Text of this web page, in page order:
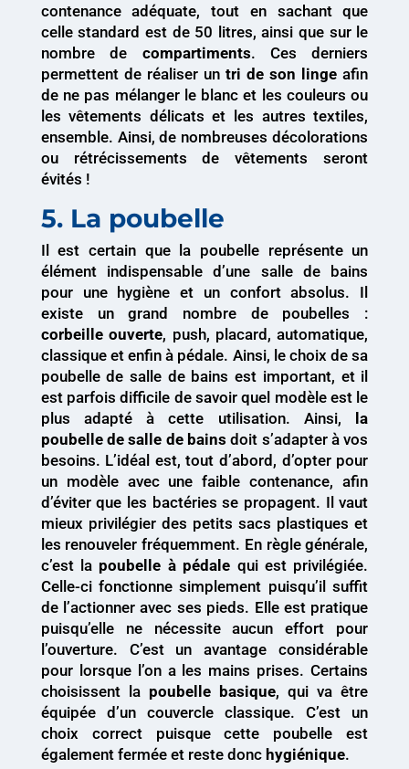
contenance adéquate, tout en sachant que
celle standard est de 50 litres, ainsi que sur le
nombre de compartiments. Ces derniers
permettent de réaliser un tri de son linge afin
de ne pas mélanger le blanc et les couleurs ou
les vêtements délicats et les autres textiles,
ensemble. Ainsi, de nombreuses décolorations
ou rétrécissements de vêtements seront
évités !
5. La poubelle
Il est certain que la poubelle représente un
élément indispensable d’une salle de bains
pour une hygiène et un confort absolus. Il
existe un grand nombre de poubelles :
corbeille ouverte, push, placard, automatique,
classique et enfin à pédale. Ainsi, le choix de sa
poubelle de salle de bains est important, et il
est parfois difficile de savoir quel modèle est le
plus adapté à cette utilisation. Ainsi, la
poubelle de salle de bains doit s’adapter à vos
besoins. L’idéal est, tout d’abord, d’opter pour
un modèle avec une faible contenance, afin
d’éviter que les bactéries se propagent. Il vaut
mieux privilégier des petits sacs plastiques et
les renouveler fréquemment. En règle générale,
c’est la poubelle à pédale qui est privilégiée.
Celle-ci fonctionne simplement puisqu’il suffit
de l’actionner avec ses pieds. Elle est pratique
puisqu’elle ne nécessite aucun effort pour
l’ouverture. C’est un avantage considérable
pour lorsque l’on a les mains prises. Certains
choisissent la poubelle basique, qui va être
équipée d’un couvercle classique. C’est un
choix correct puisque cette poubelle est
également fermée et reste donc hygiénique.